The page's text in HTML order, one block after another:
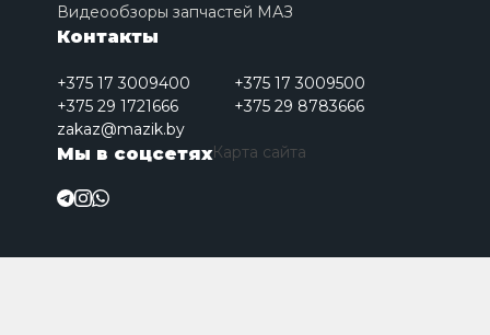
Видеообзоры запчастей МАЗ
Контакты
+375 17 3009400
+375 17 3009500
+375 29 1721666
+375 29 8783666
zakaz@mazik.by
Мы в соцсетяхКарта сайта